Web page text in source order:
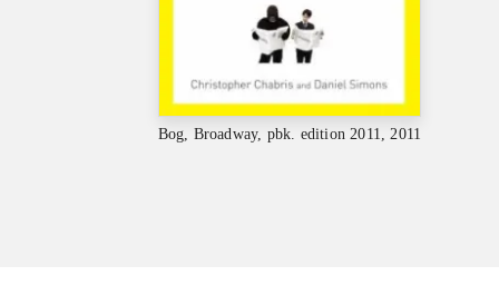
Bog, Broadway, pbk. edition 2011, 2011